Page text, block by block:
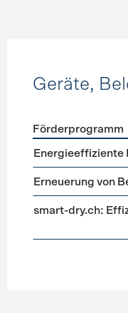
Geräte,
Förderprogramme
Förderprogramm
Energieeffiziente
Erneuerung von
smart-dry.ch: